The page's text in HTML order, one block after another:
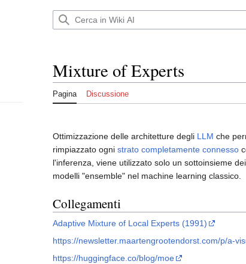
Mixture of Experts
Pagina Discussione
Ottimizzazione delle architetture degli LLM che
rimpiazzato ogni strato completamente connesso
l'inferenza, viene utilizzato solo un sottoinsieme
modelli "ensemble" nel machine learning classico.
Collegamenti
Adaptive Mixture of Local Experts (1991)
https://newsletter.maartengrootendorst.com/p/a-
https://huggingface.co/blog/moe